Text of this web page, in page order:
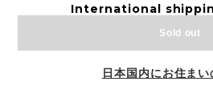
International
Sold out
日本国内にお住ま